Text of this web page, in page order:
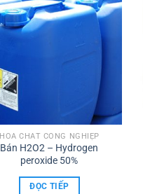
HÓA CHẤT CÔNG NGHIỆP
Bán H2O2 – Hydrogen
peroxide 50%
ĐỌC TIẾP